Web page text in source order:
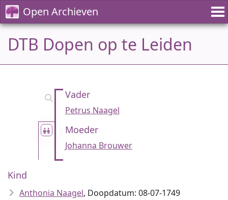
Open Archieven
DTB Dopen op te Leiden
Vader
Petrus Naagel
Moeder
Johanna Brouwer
Kind
Anthonia Naagel, Doopdatum: 08-07-1749